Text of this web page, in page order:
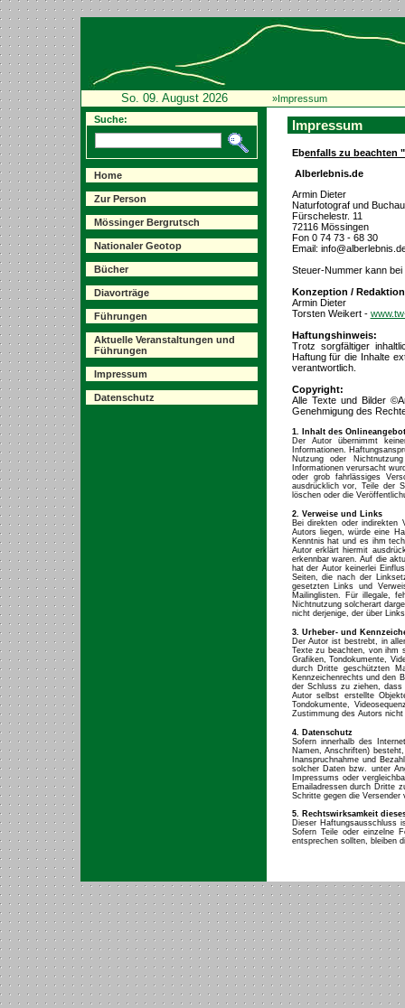
So. 09. August 2026
»Impressum
Suche:
Home
Zur Person
Mössinger Bergrutsch
Nationaler Geotop
Bücher
Diavorträge
Führungen
Aktuelle Veranstaltungen und
Führungen
Impressum
Datenschutz
Impressum
Ebenfalls zu beachten
Alberlebnis.de
Armin Dieter
Naturfotograf und
Fürschelestr. 11
72116 Mössingen
Fon 0 74 73 - 68 30
Email:
Steuer-Nummer kann
Konzeption /
Armin Dieter
Torsten Weikert -
Haftungshinweis:
Trotz sorgfältiger
Haftung für die Inhalte
verantwortlich.
Copyright:
Alle Texte und Bilder
Genehmigung des
1. Inhalt des
Der Autor übernimmt
Informationen.
Nutzung oder
Informationen verursacht
oder grob fahrlässiges
ausdrücklich vor, Teile der
löschen oder die
2. Verweise und Links
Bei direkten oder indirekten
Autors liegen, würde eine
Kenntnis hat und es ihm
Autor erklärt hiermit
erkennbar waren. Auf die
hat der Autor keinerlei
Seiten, die nach der
gesetzten Links und
Mailinglisten. Für illegale,
Nichtnutzung solcherart
nicht derjenige, der über
3. Urheber- und
Der Autor ist bestrebt, in
Texte zu beachten, von ihm
Grafiken, Tondokumente,
durch Dritte geschützten
Kennzeichenrechts und den
der Schluss zu ziehen,
Autor selbst erstellte
Tondokumente,
Zustimmung des Autors
4. Datenschutz
Sofern innerhalb des
Namen, Anschriften)
Inanspruchnahme und
solcher Daten bzw. unter
Impressums oder
Emailadressen durch Dritte
Schritte gegen die Versender
5. Rechtswirksamkeit
Dieser Haftungsausschluss
Sofern Teile oder einzelne
entsprechen sollten, bleiben